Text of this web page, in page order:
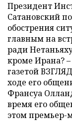
Президент
Сатановский
обострения
главным на
ради
кроме Ирана? –
газетой
ходе его
Франсуа
время его
этом премьер-